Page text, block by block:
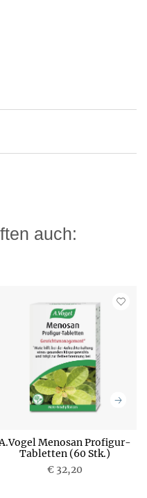
auch:
Menosan Profigur-
Tabletten (60 Stk.)
€ 32,20